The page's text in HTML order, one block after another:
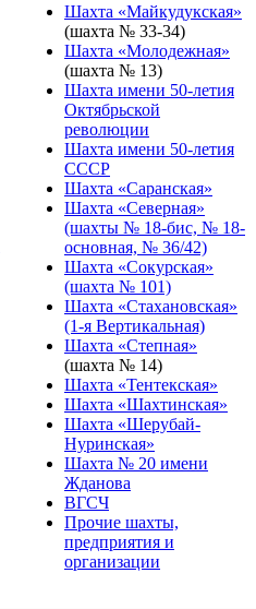
Шахта «Майкудукская»
(шахта № 33-34)
Шахта «Молодежная»
(шахта № 13)
Шахта имени 50-летия
Октябрьской
революции
Шахта имени 50-летия
СССР
Шахта «Саранская»
Шахта «Северная»
(шахты № 18-бис, № 18-
основная, № 36/42)
Шахта «Сокурская»
(шахта № 101)
Шахта «Стахановская»
(1-я Вертикальная)
Шахта «Степная»
(шахта № 14)
Шахта «Тентекская»
Шахта «Шахтинская»
Шахта «Шерубай-
Нуринская»
Шахта № 20 имени
Жданова
ВГСЧ
Прочие шахты,
предприятия и
организации